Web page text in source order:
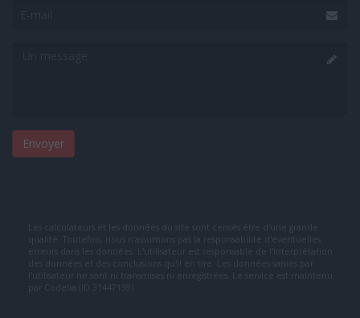
Les calculateurs et les données du site sont censés être d'une grande
qualité. Toutefois, nous n'assumons pas la responsabilité d'éventuelles
erreurs dans les données. L'utilisateur est responsable de l'interprétation
des données et des conclusions qu'il en tire. Les données saisies par
l'utilisateur ne sont ni transmises ni enregistrées. Le service est maintenu
par
Codelia (ID 31447139)